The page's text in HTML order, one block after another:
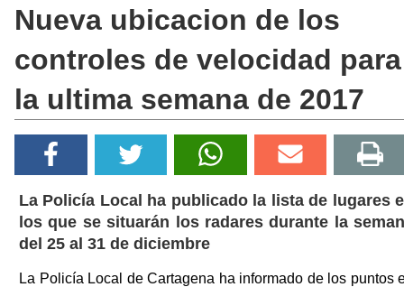
Nueva ubicacion de los
controles de velocidad para
la ultima semana de 2017
La Policía Local ha publicado la lista de lugares
los que se situarán los radares durante la
del 25 al 31 de diciembre
La Policía Local de Cartagena ha informado de los puntos